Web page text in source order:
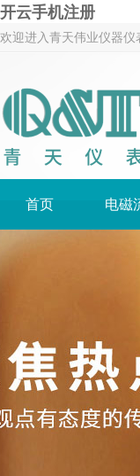
开云手机注册
欢迎进入青天伟业仪器仪
首页 电磁